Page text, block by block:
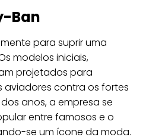
Ban
para suprir uma
modelos iniciais,
projetados para
aviadores contra os fortes
anos, a empresa se
entre famosos e o
se um ícone da moda.